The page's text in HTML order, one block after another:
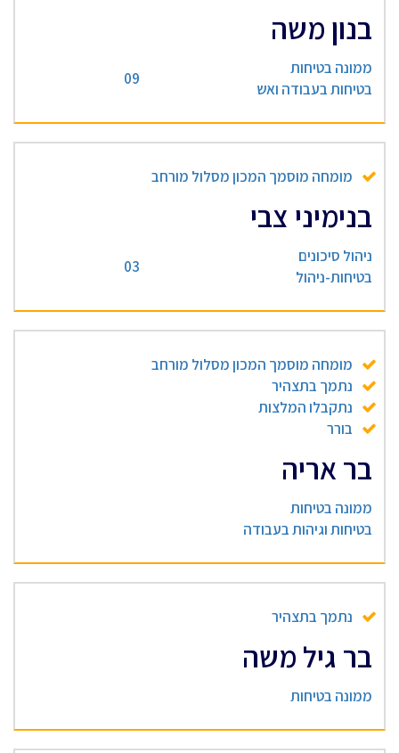
בנון משה
ממונה בטיחות
בטיחות בעבודה ואש
09
מומחה מוסמך המכון מסלול מורחב
בנימיני צבי
ניהול סיכונים
בטיחות-ניהול
03
מומחה מוסמך המכון מסלול מורחב
נתמך בתצהיר
נתקבלו המלצות
בורר
בר אריה
ממונה בטיחות
בטיחות וגיהות בעבודה
נתמך בתצהיר
בר גיל משה
ממונה בטיחות